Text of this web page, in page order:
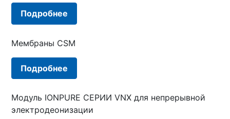
Подробнее
Мембраны CSM
Подробнее
Модуль IONPURE СЕРИИ VNX для непрерывной
электродеонизации